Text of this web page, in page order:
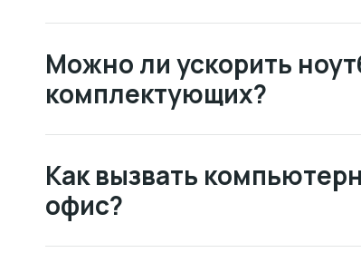
Можно ли ускорить
комплектующих?
Как вызвать
офис?